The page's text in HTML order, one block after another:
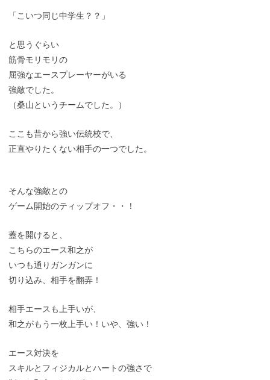
「こいつ同じ中学生？？」
と思うぐらい
筋骨モリモリの
屈強なエースプレーヤーがいる
強敵でした。
（桑山というチームでした。）
ここも昔から強い伝統校で、
正直やりたくない相手の一つでした。
そんな強敵との
ゲーム開始のティップオフ・・！
蓋を開けると、
こちらのエース和之が
いつも通りガンガンに
切り込み、相手を翻弄！
相手エースも上手いが、
和之がもう一枚上手い！いや、強い！
エース対決を
スキルとフィジカルとハートの強さで